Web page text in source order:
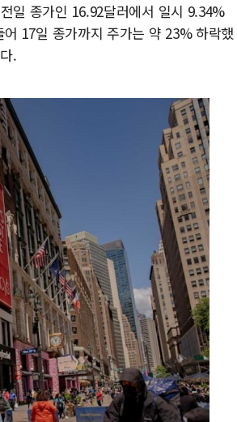
일 종가인 16.92달러에서 일시 9.34%
17일 종가까지 주가는 약 23% 하락했
.